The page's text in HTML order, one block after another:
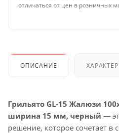
отличаться от цен в розничных
ОПИСАНИЕ
Грильято GL-15 Жалюзи
ширина 15 мм, черный —
решение, которое сочетает в